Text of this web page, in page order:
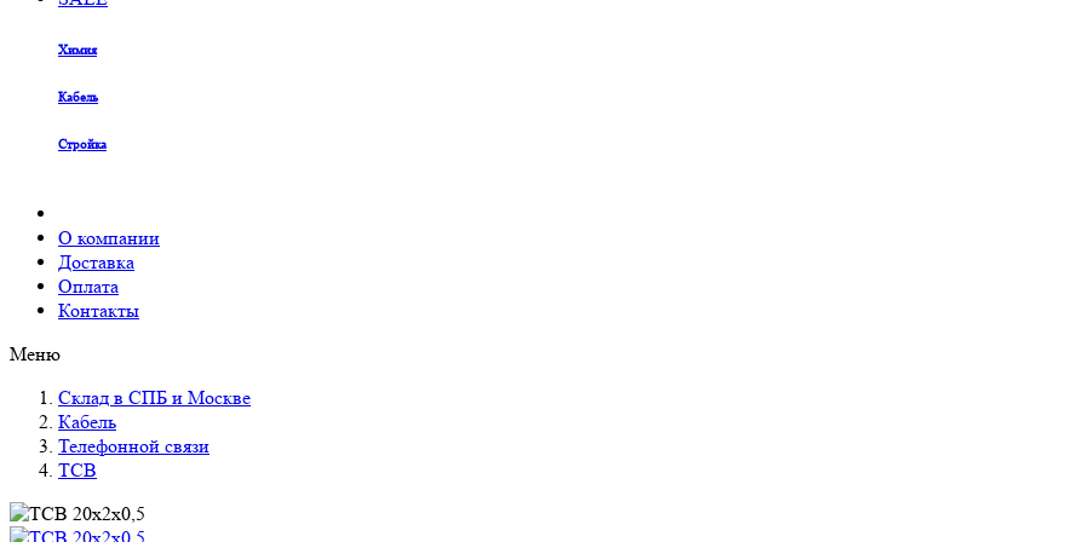
Химия
Кабель
Стройка
О компании
Доставка
Оплата
Контакты
Меню
Склад в СПБ и Москве
Кабель
Телефонной связи
ТСВ